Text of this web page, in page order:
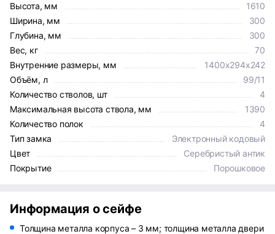
Высота, мм
1610
Ширина, мм
300
Глубина, мм
300
Вес, кг
70
Внутренние размеры, мм
1400x294x242
Объём, л
99/11
Количество стволов, шт
4
Максимальная высота ствола, мм
1390
Количество полок
4
Тип замка
Электронный кодовый
Цвет
Серебристый антик
Покрытие
Порошковое
Информация о сейфе
Толщина металла корпуса – 3 мм; толщина металла двери